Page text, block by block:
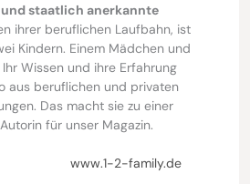
staatlich anerkannte
ihrer beruflichen Laufbahn, ist
Kindern. Einem Mädchen und
Wissen und ihre Erfahrung
aus beruflichen und privaten
Das macht sie zu einer
für unser Magazin.
www.1-2-family.de